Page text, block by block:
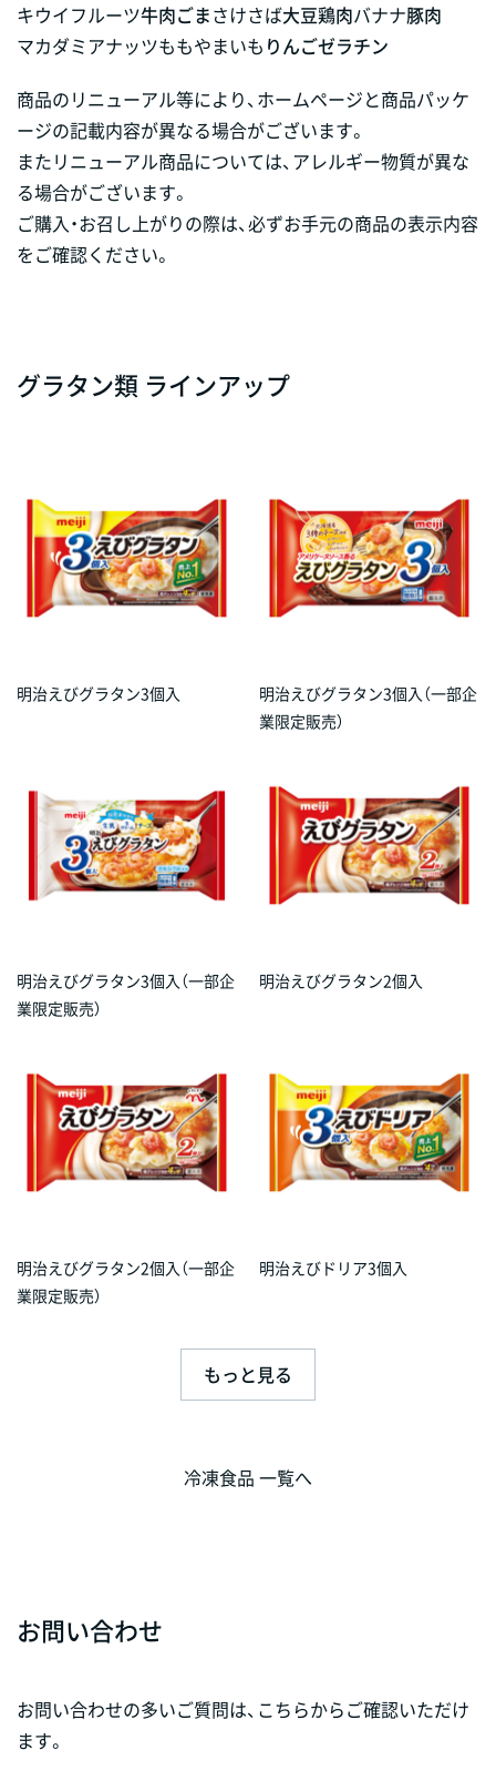
キウイフルーツ牛肉ごまさけさば大豆鶏肉バナナ豚肉
マカダミアナッツももやまいも りんごゼラチン
商品のリニューアル等により、ホームページと商品パッケ
ージの記載内容が異なる場合がございます。
またリニューアル商品については、アレルギー物質が異な
る場合がございます。
ご購入・お召し上がりの際は、必ずお手元の商品の表示内容
をご確認ください。
グラタン類 ラインアップ
明治えびグラタン3個入
明治えびグラタン3個入（一部企
業限定販売）
明治えびグラタン3個入（一部企
業限定販売）
明治えびグラタン2個入
明治えびグラタン2個入（一部企
業限定販売）
明治えびドリア3個入
もっと見る
冷凍食品 一覧へ
お問い合わせ
お問い合わせの多いご質問は、こちらからご確認いただけ
ます。